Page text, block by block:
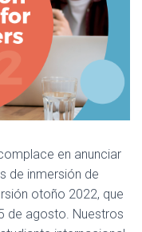
en anunciar
de inmersión de
otoño 2022, que
de agosto. Nuestros